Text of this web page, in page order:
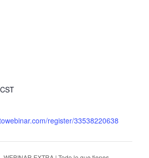
CST
register/33538220638